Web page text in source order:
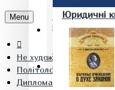
КОНТАКТИ
(097) 015 28 90
Юридичні
Menu
Не художня література
Політологія
Дипломатична та